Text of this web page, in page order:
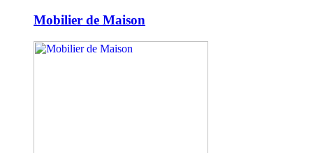
Mobilier de Maison